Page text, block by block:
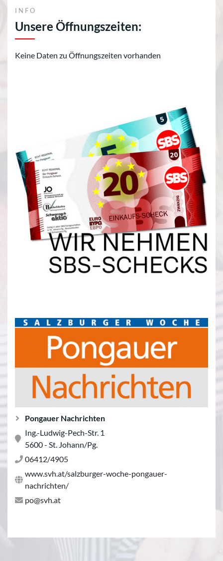
INFO
Unsere Öffnungszeiten:
Keine Daten zu Öffnungszeiten vorhanden
Pongauer Nachrichten
Ing.-Ludwig-Pech-Str. 1
5600 - St. Johann/Pg.
06412/4905
www.svh.at/salzburger-woche-pongauer-
nachrichten/
po@svh.at